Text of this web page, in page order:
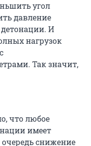
угол
давление
И
нагрузок
Так значит,
что любое
имеет
снижение